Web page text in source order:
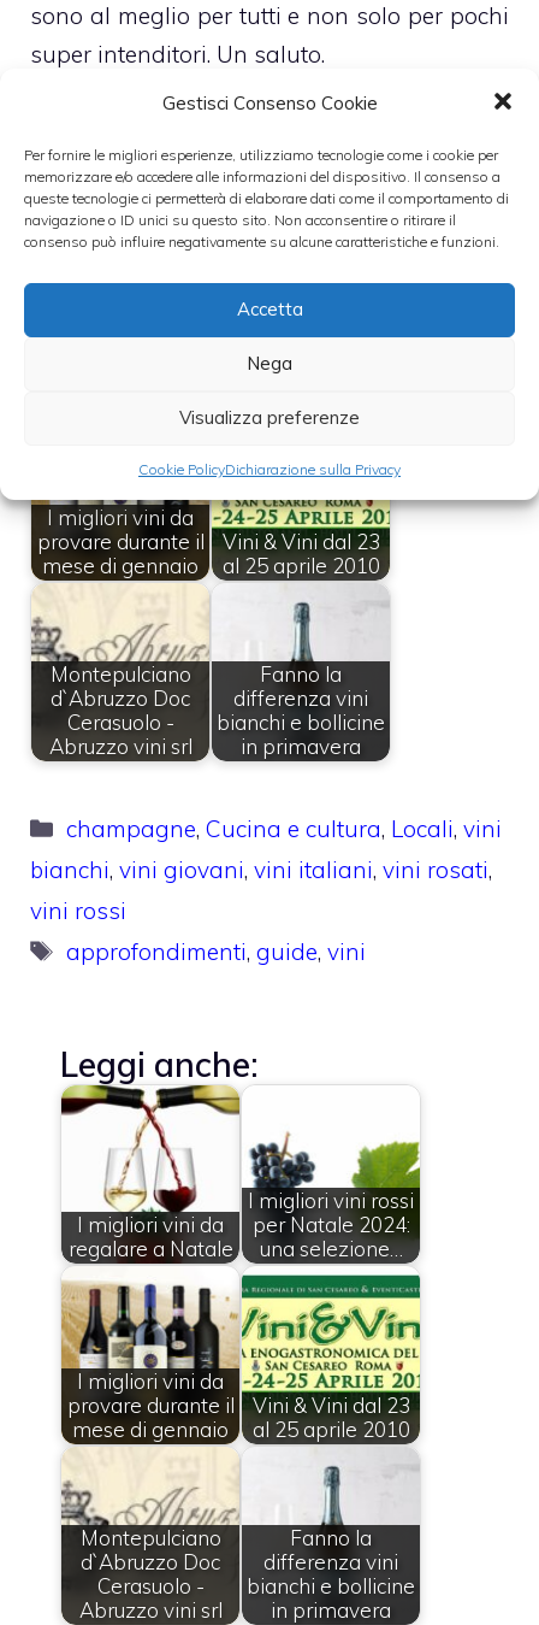
Gestisci Consenso Cookie
Per fornire le migliori esperienze, utilizziamo tecnologie come i cookie per
memorizzare e/o accedere alle informazioni del dispositivo. Il consenso a
queste tecnologie ci permetterà di elaborare dati come il comportamento di
navigazione o ID unici su questo sito. Non acconsentire o ritirare il
consenso può influire negativamente su alcune caratteristiche e funzioni.
Accetta
Nega
Visualizza preferenze
Cookie PolicyDichiarazione sulla Privacy
sono al meglio per tutti e non solo per pochi
super intenditori. Un saluto.
Leggi anche:
I migliori vini rossi
per Natale 2024:
I migliori vini da
provare durante il
mese di gennaio
Vini & Vini dal 23
al 25 aprile 2010
Montepulciano
d`Abruzzo Doc
Cerasuolo -
Abruzzo vini srl
Fanno la
differenza vini
bianchi e bollicine
in primavera
Categorie
champagne,Cucina e cultura, Locali,vini
bianchi, vini giovani, vini italiani, vini rosati,
vini rossi
Tag
approfondimenti,guide,vini
Leggi anche:
I migliori vini da
regalare a Natale
I migliori vini rossi
per Natale 2024:
una selezione…
I migliori vini da
provare durante il
mese di gennaio
Vini & Vini dal 23
al 25 aprile 2010
Montepulciano
d`Abruzzo Doc
Cerasuolo -
Abruzzo vini srl
Fanno la
differenza vini
bianchi e bollicine
in primavera